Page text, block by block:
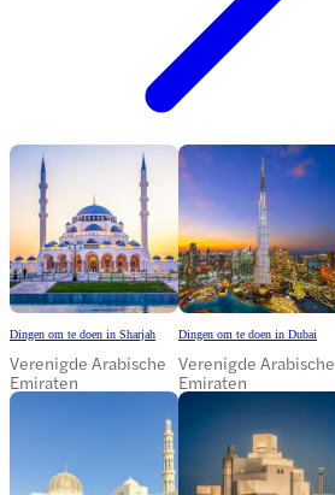
Dingen om te doen in Sharjah
Verenigde Arabische
Emiraten
Dingen om te doen in Dubai
Verenigde Arabische
Emiraten